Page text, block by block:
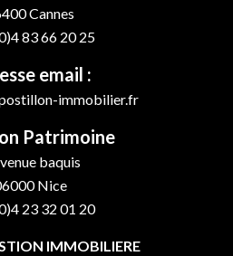
Cannes
83 66 20 25
email :
immobilier.fr
Patrimoine
baquis
Nice
23 32 01 20
IMMOBILIERE